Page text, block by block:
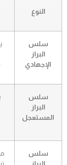
النوع
سلس
البراز
الإجهادي
سلس
البراز
المستعجل
سلس